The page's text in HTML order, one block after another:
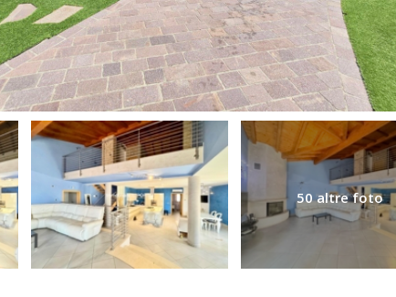
50 altre foto